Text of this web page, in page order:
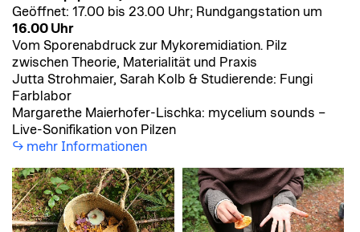
Geöffnet: 17.00 bis 23.00 Uhr; Rundgangstation um
16.00 Uhr
Vom Sporenabdruck zur Mykoremidiation. Pilz
zwischen Theorie, Materialität und Praxis
Jutta Strohmaier, Sarah Kolb & Studierende: Fungi
Farblabor
Margarethe Maierhofer-Lischka: mycelium sounds –
Live-Sonifikation von Pilzen
mehr Informationen